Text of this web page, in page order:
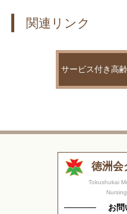
関連リンク
サービス付き高
徳洲会
Tokushukai
お問